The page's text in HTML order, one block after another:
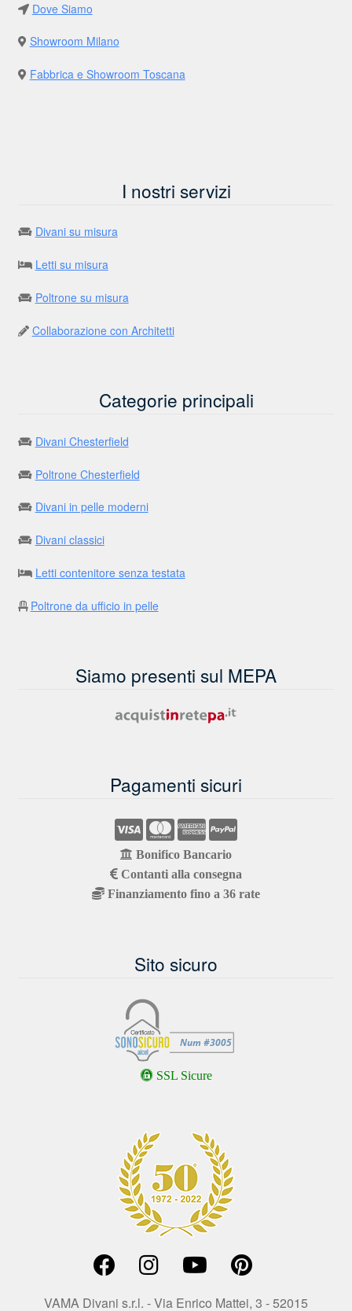
Dove Siamo
Showroom Milano
Fabbrica e Showroom Toscana
I nostri servizi
Divani su misura
Letti su misura
Poltrone su misura
Collaborazione con Architetti
Categorie principali
Divani Chesterfield
Poltrone Chesterfield
Divani in pelle moderni
Divani classici
Letti contenitore senza testata
Poltrone da ufficio in pelle
Siamo presenti sul MEPA
Pagamenti sicuri
Bonifico Bancario
Contanti alla consegna
Finanziamento fino a 36 rate
Sito sicuro
SSL Sicure
VAMA Divani s.r.l. - Via Enrico Mattei, 3 - 52015